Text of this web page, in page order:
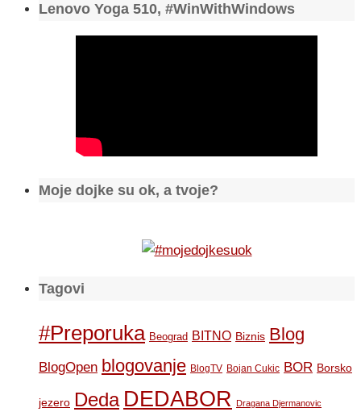
Lenovo Yoga 510, #WinWithWindows
Moje dojke su ok, a tvoje?
Tagovi
#Preporuka Beograd BITNO Biznis Blog
BlogOpen blogovanje BlogTV Bojan Cukic BOR Borsko
jezero Deda DEDABOR Dragana Djermanovic